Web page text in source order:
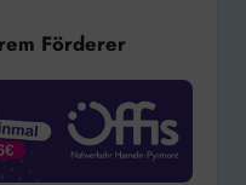
Förderer